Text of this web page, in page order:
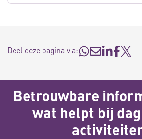
Deel deze pagina via:
Betrouwbare
wat helpt bij